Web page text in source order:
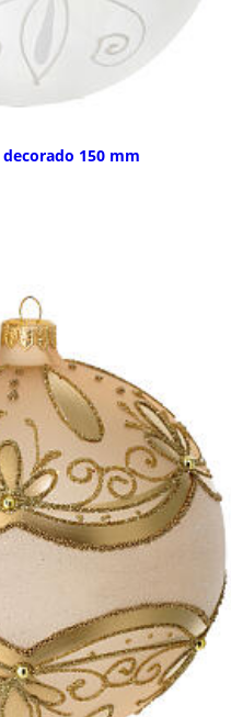
150 mm